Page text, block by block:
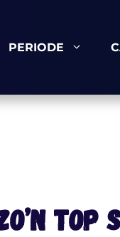
PERIODE
top